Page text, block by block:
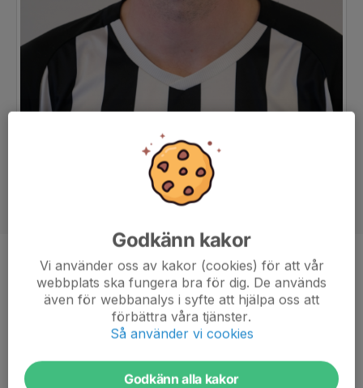
Position
Mittfältare
Ålder
34 år
Moderklubb: Höreda GIF
Godkänn kakor
Vi använder oss av kakor (cookies) för att vår
webbplats ska fungera bra för dig. De används
även för webbanalys i syfte att hjälpa oss att
förbättra våra tjänster.
Så använder vi cookies
Godkänn alla kakor